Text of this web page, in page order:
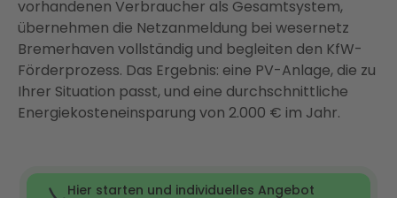
FAQ
vorhandenen Verbraucher als Gesamtsystem,
übernehmen die Netzanmeldung bei wesernetz
Bremerhaven vollständig und begleiten den KfW-
Förderprozess. Das Ergebnis: eine PV-Anlage, die zu
Ihrer Situation passt, und eine durchschnittliche
Energiekosteneinsparung von 2.000 € im Jahr.